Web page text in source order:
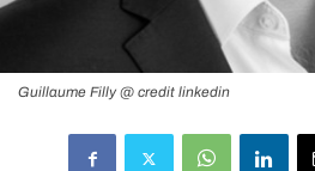
Guillaume Filly @ credit linkedin